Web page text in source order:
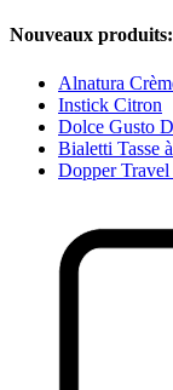
Nouveaux produits:
Alnatura
Instick Citron
Dolce Gusto
Bialetti Tasse
Dopper